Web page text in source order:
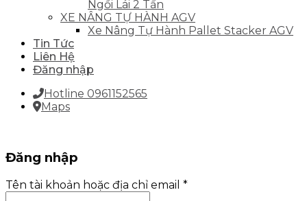
Ngồi Lái 2 Tấn
XE NÂNG TỰ HÀNH AGV
Xe Nâng Tự Hành Pallet Stacker AGV
Tin Tức
Liên Hệ
Đăng nhập
Hotline 0961152565
Maps
Đăng nhập
Tên tài khoản hoặc địa chỉ email *